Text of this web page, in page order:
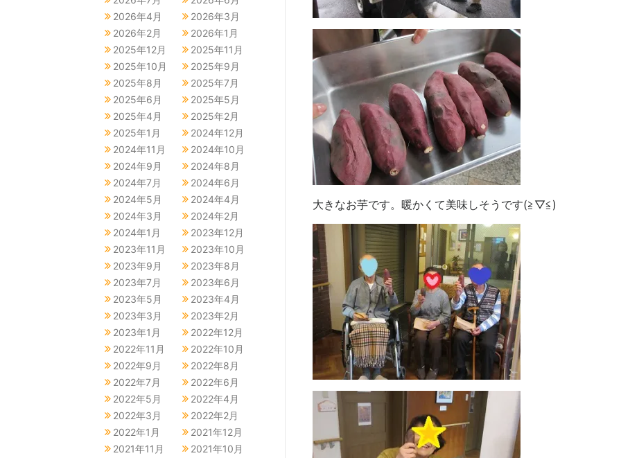
大きなお芋です。暖かくて美味しそうです(≧▽≦)
2026年4月
2026年3月
2026年2月
2026年1月
2025年12月
2025年11月
2025年10月
2025年9月
2025年8月
2025年7月
2025年6月
2025年5月
2025年4月
2025年2月
2025年1月
2024年12月
2024年11月
2024年10月
2024年9月
2024年8月
2024年7月
2024年6月
2024年5月
2024年4月
2024年3月
2024年2月
2024年1月
2023年12月
2023年11月
2023年10月
2023年9月
2023年8月
2023年7月
2023年6月
2023年5月
2023年4月
2023年3月
2023年2月
2023年1月
2022年12月
2022年11月
2022年10月
2022年9月
2022年8月
2022年7月
2022年6月
2022年5月
2022年4月
2022年3月
2022年2月
2022年1月
2021年12月
2021年11月
2021年10月